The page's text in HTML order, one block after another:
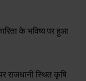
राजधानी स्थित कृषि